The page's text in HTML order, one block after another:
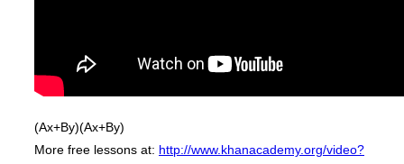
(Ax+By)(Ax+By)
More free lessons at: http://www.khanacademy.org/video?